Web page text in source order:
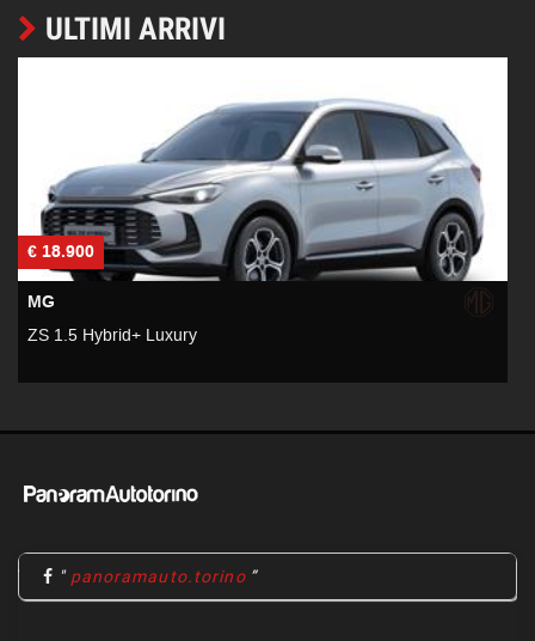
ULTIMI ARRIVI
€ 18.900
MG
ZS 1.5 Hybrid+ Luxury
" panoramauto.torino